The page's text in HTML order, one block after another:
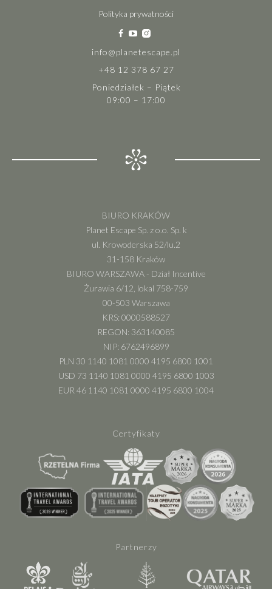
Polityka prywatności
info@planetescape.pl
+48 12 378 67 27
Poniedziałek – Piątek
09:00 – 17:00
BIURO KRAKÓW
Planet Escape Sp. z o.o. Sp. k
ul. Krowoderska 52/lu.2
31-158 Kraków
BIURO WARSZAWA - Dział Incentive
Żurawia 6/12, lokal 758-759
00-503 Warszawa
KRS: 0000588527
REGON: 363140085
NIP: 6762496899
PLN 30 1140 1081 0000 4195 6800 1001
USD 73 1140 1081 0000 4195 6800 1003
EUR 46 1140 1081 0000 4195 6800 1004
Certyfikaty
Partnerzy